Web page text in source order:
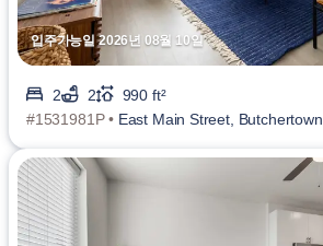
입주가능일 2026년 08월 10일
2 2
990 ft²
#1531981P • East Main Street, Butchertown